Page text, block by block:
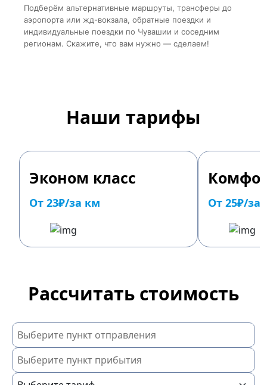
Подберём альтернативные маршруты, трансферы до
аэропорта или жд-вокзала, обратные поездки и
индивидуальные поездки по Чувашии и соседним
регионам. Скажите, что вам нужно — сделаем!
Наши тарифы
Эконом класс
От 23₽/за км От 25₽/за
Рассчитать стоимость